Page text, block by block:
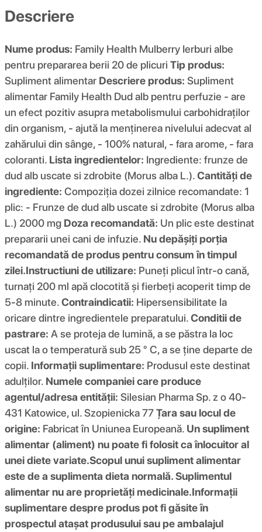
Descriere
Nume produs: Family Health Mulberry Ierburi albe
pentru prepararea berii 20 de plicuri Tip produs:
Supliment alimentar Descriere produs: Supliment
alimentar Family Health Dud alb pentru perfuzie - are
un efect pozitiv asupra metabolismului carbohidraților
din organism, - ajută la menținerea nivelului adecvat al
zahărului din sânge, - 100% natural, - fara arome, - fara
coloranti. Lista ingredientelor: Ingrediente: frunze de
dud alb uscate si zdrobite (Morus alba L.).Cantități de
ingrediente: Compoziția dozei zilnice recomandate: 1
plic: - Frunze de dud alb uscate si zdrobite (Morus alba
L.) 2000 mg Doza recomandată: Un plic este destinat
prepararii unei cani de infuzie. Nu depășiți porția
recomandată de produs pentru consum în timpul
zilei.Instructiuni de utilizare: Puneți plicul într-o cană,
turnați 200 ml apă clocotită și fierbeți acoperit timp de
5-8 minute.Contraindicatii: Hipersensibilitate la
oricare dintre ingredientele preparatului.Conditii de
pastrare: A se proteja de lumină, a se păstra la loc
uscat la o temperatură sub 25 ° C, a se ține departe de
copii. Informații suplimentare: Produsul este destinat
adulților. Numele companiei care produce
agentul/adresa entității: Silesian Pharma Sp. z o 40-
431 Katowice, ul. Szopienicka 77Țara sau locul de
origine: Fabricat în Uniunea Europeană. Un supliment
alimentar (aliment) nu poate fi folosit ca înlocuitor al
unei diete variate.Scopul unui supliment alimentar
este de a suplimenta dieta normală. Suplimentul
alimentar nu are proprietăți medicinale.Informații
suplimentare despre produs pot fi găsite în
prospectul atașat produsului sau pe ambalajul